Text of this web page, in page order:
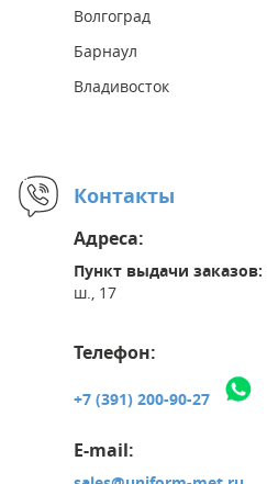
Волгоград
Барнаул
Владивосток
Контакты
Адреса:
Пункт выдачи заказов:
ш., 17
Телефон:
+7 (391) 200-90-27
E-mail: